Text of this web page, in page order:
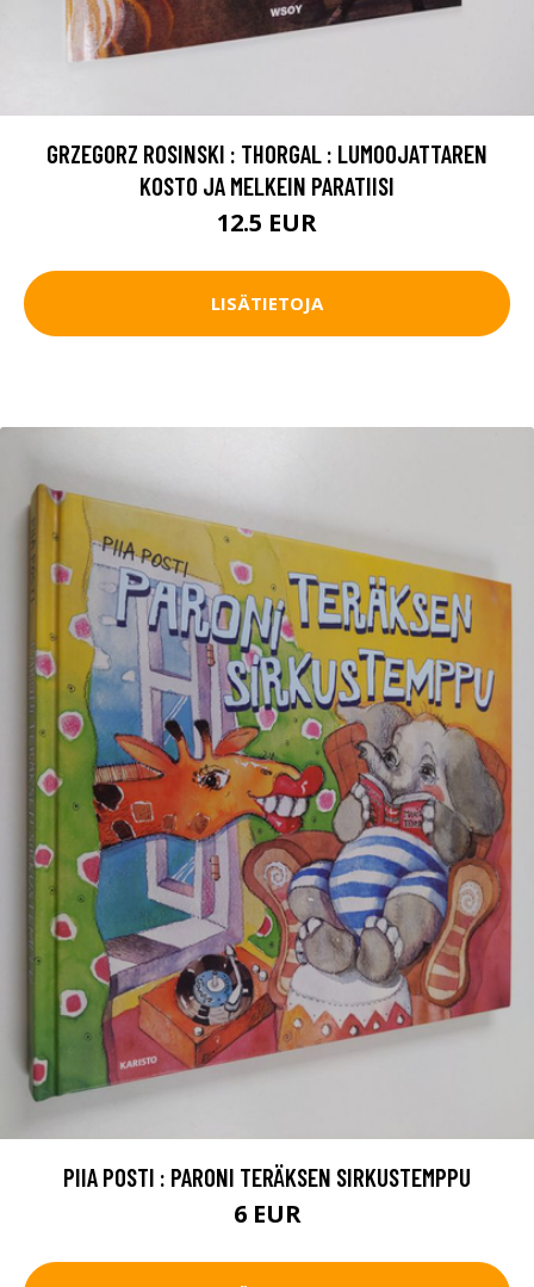
GRZEGORZ ROSINSKI : THORGAL : LUMOOJATTAREN
KOSTO JA MELKEIN PARATIISI
12.5 EUR
LISÄTIETOJA
PIIA POSTI : PARONI TERÄKSEN SIRKUSTEMPPU
6 EUR